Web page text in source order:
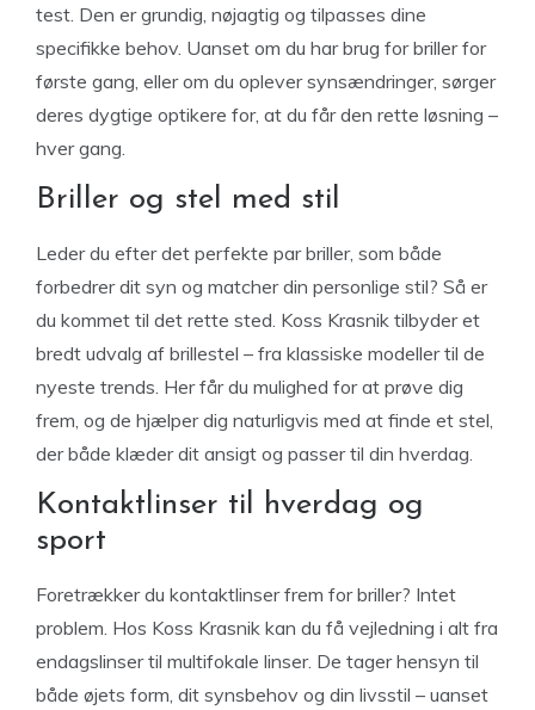
test. Den er grundig, nøjagtig og tilpasses dine
specifikke behov. Uanset om du har brug for briller for
første gang, eller om du oplever synsændringer, sørger
deres dygtige optikere for, at du får den rette løsning –
hver gang.
Briller og stel med stil
Leder du efter det perfekte par briller, som både
forbedrer dit syn og matcher din personlige stil? Så er
du kommet til det rette sted. Koss Krasnik tilbyder et
bredt udvalg af brillestel – fra klassiske modeller til de
nyeste trends. Her får du mulighed for at prøve dig
frem, og de hjælper dig naturligvis med at finde et stel,
der både klæder dit ansigt og passer til din hverdag.
Kontaktlinser til hverdag og
sport
Foretrækker du kontaktlinser frem for briller? Intet
problem. Hos Koss Krasnik kan du få vejledning i alt fra
endagslinser til multifokale linser. De tager hensyn til
både øjets form, dit synsbehov og din livsstil – uanset